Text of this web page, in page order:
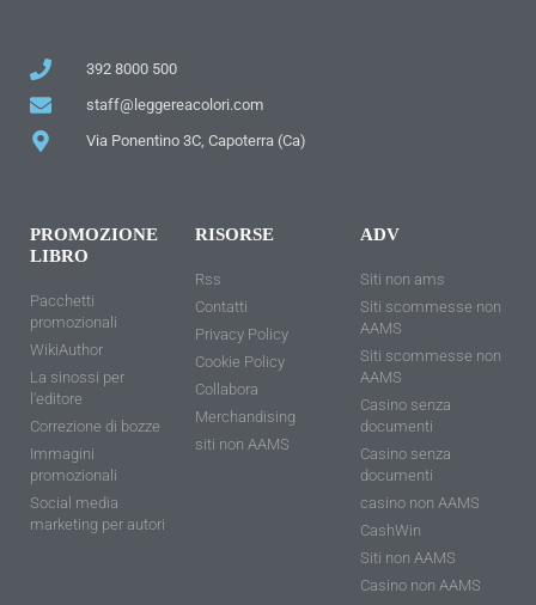
392 8000 500
staff@leggereacolori.com
Via Ponentino 3C, Capoterra (Ca)
PROMOZIONE
LIBRO
Pacchetti
promozionali
WikiAuthor
La sinossi per
l'editore
Correzione di bozze
Immagini
promozionali
Social media
marketing per autori
RISORSE
Rss
Contatti
Privacy Policy
Cookie Policy
Collabora
Merchandising
siti non AAMS
ADV
Siti non ams
Siti scommesse non
AAMS
Siti scommesse non
AAMS
Casino senza
documenti
Casino senza
documenti
casino non AAMS
CashWin
Siti non AAMS
Casino non AAMS